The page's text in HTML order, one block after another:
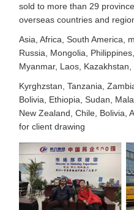
sold to more than 29
overseas countries and
Asia, Africa, South America,
Russia, Mongolia,
Myanmar, Laos, Kazakhstan,
Kyrghzstan, Tanzania,
Bolivia, Ethiopia, Sudan,
New Zealand, Chile, Bolivia,
for client drawing